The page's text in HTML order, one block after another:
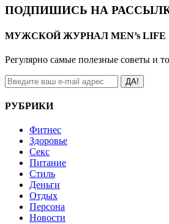
ПОДПИШИСЬ НА
МУЖСКОЙ ЖУРНАЛ MEN’s LIFE
Регулярно самые полезные советы и
ДА!
РУБРИКИ
Фитнес
Здоровье
Секс
Питание
Стиль
Деньги
Отдых
Персона
Новости